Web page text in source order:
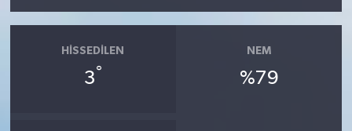
HISSEDILEN
3°
NEM
%79